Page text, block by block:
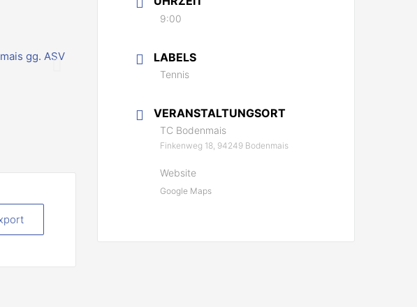
9:00
LABELS
Tennis
VERANSTALTUNGSORT
TC Bodenmais
Finkenweg 18, 94249 Bodenmais
Website
Google Maps